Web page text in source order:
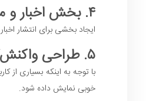
۴. بخش اخبار و مقالات پزشکی
ایجاد بخشی برای انتشار
۵. طراحی واکنش‌گرا
خوبی نمایش داده شود.